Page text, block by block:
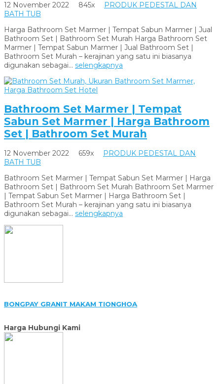
12 November 2022 845x
PRODUK PEDESTAL DAN
BATH TUB
Harga Bathroom Set Marmer | Tempat Sabun Marmer | Jual
Bathroom Set | Bathroom Set Murah Harga Bathroom Set
Marmer | Tempat Sabun Marmer | Jual Bathroom Set |
Bathroom Set Murah – kerajinan yang satu ini biasanya
digunakan sebagai... selengkapnya
Bathroom Set Marmer | Tempat
Sabun Set Marmer | Harga Bathroom
Set | Bathroom Set Murah
12 November 2022 659x
PRODUK PEDESTAL DAN
BATH TUB
Bathroom Set Marmer | Tempat Sabun Set Marmer | Harga
Bathroom Set | Bathroom Set Murah Bathroom Set Marmer
| Tempat Sabun Set Marmer | Harga Bathroom Set |
Bathroom Set Murah – kerajinan yang satu ini biasanya
digunakan sebagai... selengkapnya
BONGPAY GRANIT MAKAM TIONGHOA
Harga Hubungi Kami